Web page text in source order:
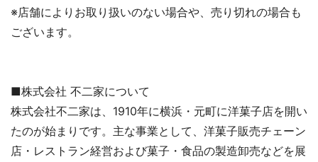
※店舗によりお取り扱いのない場合や、売り切れの場合も
ございます。
■株式会社 不二家について
株式会社不二家は、1910年に横浜・元町に洋菓子店を開い
たのが始まりです。主な事業として、洋菓子販売チェーン
店・レストラン経営および菓子・食品の製造卸売などを展